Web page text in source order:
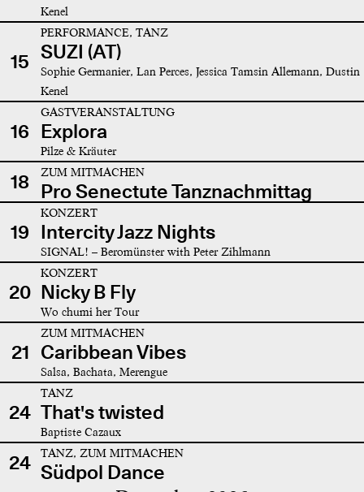
Kenel
15
PERFORMANCE, TANZ
SUZI (AT)
Sophie Germanier, Lan Perces, Jessica Tamsin Allemann, Dustin
Kenel
16
GASTVERANSTALTUNG
Explora
Pilze & Kräuter
18 ZUM MITMACHEN
Pro Senectute Tanznachmittag
19
KONZERT
Intercity Jazz Nights
SIGNAL! – Beromünster with Peter Zihlmann
20
KONZERT
Nicky B Fly
Wo chumi her Tour
21
ZUM MITMACHEN
Caribbean Vibes
Salsa, Bachata, Merengue
24
TANZ
That's twisted
Baptiste Cazaux
24 TANZ, ZUM MITMACHEN
Südpol Dance